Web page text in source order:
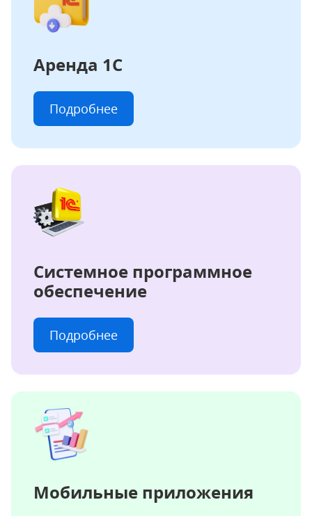
Аренда 1С
Подробнее
Системное программное
обеспечение
Подробнее
Мобильные приложения